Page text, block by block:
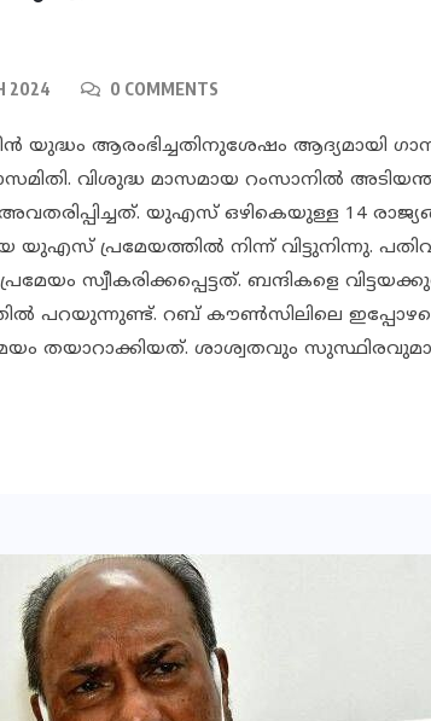
2024 0 COMMENTS
യുദ്ധം ആരംഭിച്ചതിനുശേഷം ആദ്യമായി
വിശുദ്ധ മാസമായ റംസാനില്‍
യുഎസ് ഒഴികെയുള്ള 14
പ്രമേയത്തില്‍ നിന്ന് വിട്ടുനിന്നു.
സ്വീകരിക്കപ്പെട്ടത്. ബന്ദികളെ
പറയുന്നുണ്ട്. റബ് കൗണ്‍സിലിലെ
തയാറാക്കിയത്. ശാശ്വതവും